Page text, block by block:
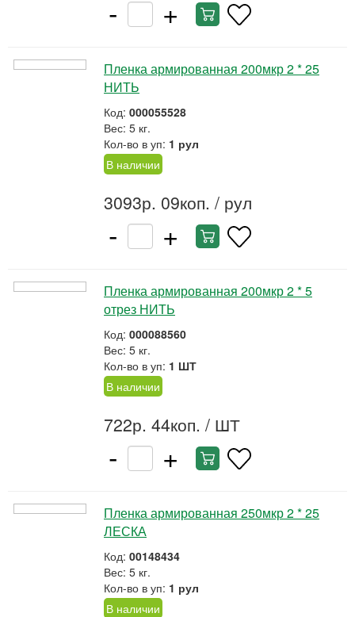
- +
Пленка армированная 200мкр 2 * 25
НИТЬ
Код: 000055528
Вес: 5 кг.
Кол-во в уп: 1 рул
В наличии
3093р. 09коп. / рул
- +
Пленка армированная 200мкр 2 * 5
отрез НИТЬ
Код: 000088560
Вес: 5 кг.
Кол-во в уп: 1 ШТ
В наличии
722р. 44коп. / ШТ
- +
Пленка армированная 250мкр 2 * 25
ЛЕСКА
Код: 00148434
Вес: 5 кг.
Кол-во в уп: 1 рул
В наличии